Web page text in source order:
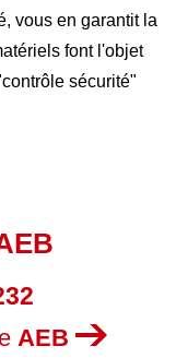
vous en garantit la
font l'objet
sécurité"
AEB